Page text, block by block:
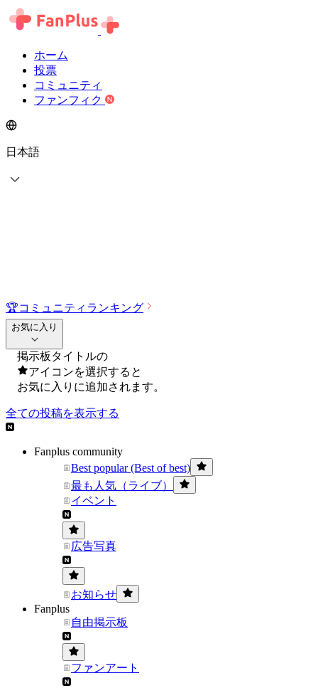
ホーム
投票
コミュニティ
ファンフィク
日本語
🏆コミュニティランキング
お気に入り
掲示板タイトルの
アイコンを選択すると
お気に入りに追加されます。
全ての投稿を表示する
Fanplus community
Best popular (Best of best)
最も人気（ライブ）
イベント
広告写真
お知らせ
Fanplus
自由掲示板
ファンアート